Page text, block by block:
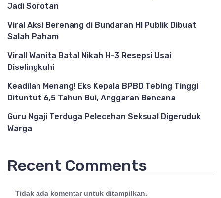
Jadi Sorotan
Viral Aksi Berenang di Bundaran HI Publik Dibuat
Salah Paham
Viral! Wanita Batal Nikah H-3 Resepsi Usai
Diselingkuhi
Keadilan Menang! Eks Kepala BPBD Tebing Tinggi
Dituntut 6,5 Tahun Bui, Anggaran Bencana
Guru Ngaji Terduga Pelecehan Seksual Digeruduk
Warga
Recent Comments
Tidak ada komentar untuk ditampilkan.